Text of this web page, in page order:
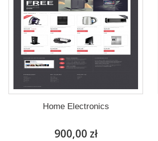
Home Electronics
900,00 zł